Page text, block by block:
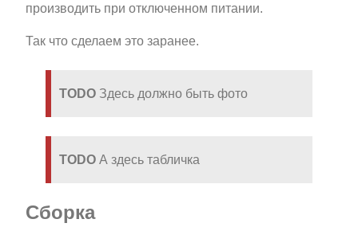
производить при отключенном питании.
Так что сделаем это заранее.
TODO Здесь должно быть фото
TODO А здесь табличка
Сборка